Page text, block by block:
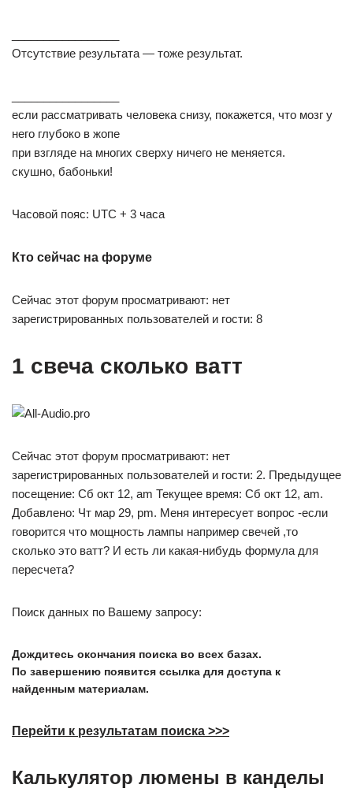
Отсутствие результата — тоже результат.
если рассматривать человека снизу, покажется, что мозг у
него глубоко в жопе
при взгляде на многих сверху ничего не меняется.
скушно, бабоньки!
Часовой пояс: UTC + 3 часа
Кто сейчас на форуме
Сейчас этот форум просматривают: нет
зарегистрированных пользователей и гости: 8
1 свеча сколько ватт
Сейчас этот форум просматривают: нет
зарегистрированных пользователей и гости: 2. Предыдущее
посещение: Сб окт 12, am Текущее время: Сб окт 12, am.
Добавлено: Чт мар 29, pm. Меня интересует вопрос -если
говорится что мощность лампы например свечей ,то
сколько это ватт? И есть ли какая-нибудь формула для
пересчета?
Поиск данных по Вашему запросу:
Дождитесь окончания поиска во всех базах.
По завершению появится ссылка для доступа к
найденным материалам.
Перейти к результатам поиска >>>
Калькулятор люмены в канделы